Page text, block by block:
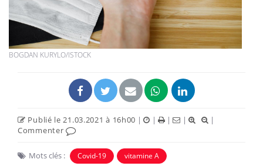
BOGDAN KURYLO/ISTOCK
Publié le 21.03.2021 à 16h00 | | | |
|
Commenter
Mots clés : Covid-19 vitamine A